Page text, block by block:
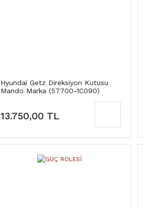
Hyundai Getz Direksiyon Kutusu
Mando Marka (57700-1C090)
13.750,00 TL